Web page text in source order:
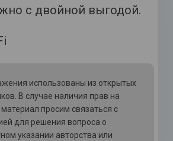
с двойной выгодой.
использованы из открытых
В случае наличия прав на
просим связаться с
для решения вопроса о
указании авторства или